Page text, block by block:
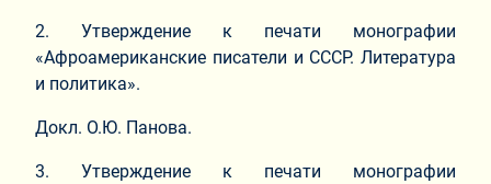
2. Утверждение к печати монографии
«Афроамериканские писатели и СССР. Литература
и политика».
Докл. О.Ю. Панова.
3. Утверждение к печати монографии